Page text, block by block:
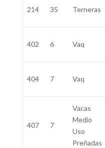
214 35 Terneras
402 6 Vaq
404 7 Vaq
407 7
Vacas
Medio
Uso
Preñadas